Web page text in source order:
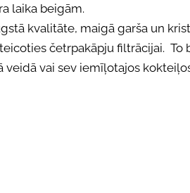
laika beigām.
kvalitāte, maigā garša un
četrpakāpju filtrācijai. To
veidā vai sev iemīļotajos